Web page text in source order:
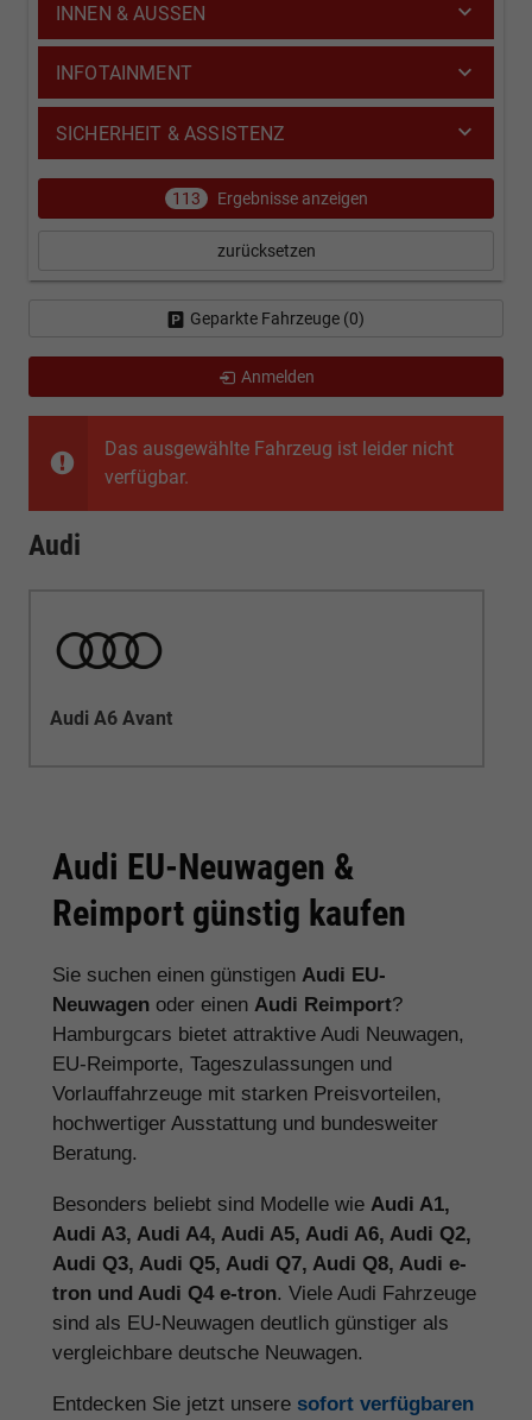
Das ausgewählte Fahrzeug ist leider nicht
verfügbar.
Audi
Audi A6 Avant
Audi EU-Neuwagen &
Reimport günstig kaufen
Sie suchen einen günstigen Audi EU-
Neuwagen oder einen Audi Reimport?
Hamburgcars bietet attraktive Audi Neuwagen,
EU-Reimporte, Tageszulassungen und
Vorlauffahrzeuge mit starken Preisvorteilen,
hochwertiger Ausstattung und bundesweiter
Beratung.
Besonders beliebt sind Modelle wie Audi A1,
Audi A3, Audi A4, Audi A5, Audi A6, Audi Q2,
Audi Q3, Audi Q5, Audi Q7, Audi Q8, Audi e-
tron und Audi Q4 e-tron. Viele Audi Fahrzeuge
sind als EU-Neuwagen deutlich günstiger als
vergleichbare deutsche Neuwagen.
Entdecken Sie jetzt unsere sofort verfügbaren
INNEN & AUSSEN
INFOTAINMENT
SICHERHEIT & ASSISTENZ
113 Ergebnisse anzeigen
zurücksetzen
Geparkte Fahrzeuge (0)
Anmelden